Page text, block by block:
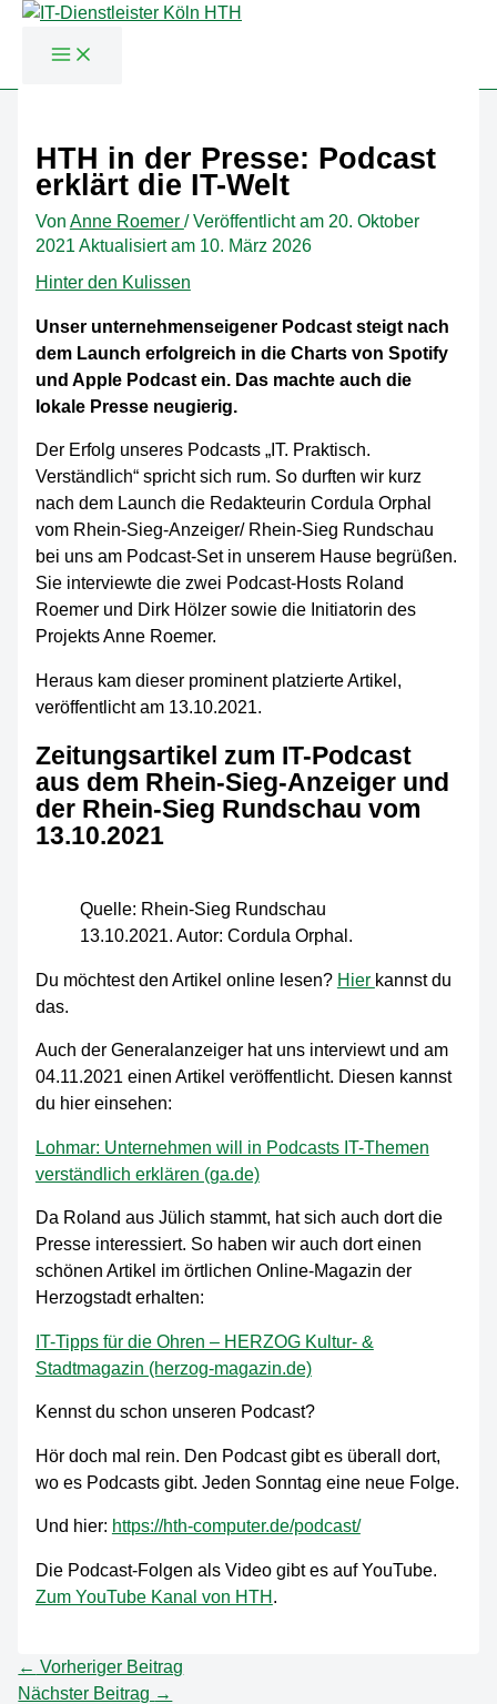
springen
HTH in der Presse: Podcast
erklärt die IT-Welt
Von Anne Roemer /Veröffentlicht am 20. Oktober
2021 Aktualisiert am 10. März 2026
Hinter den Kulissen
Unser unternehmenseigener Podcast steigt nach
dem Launch erfolgreich in die Charts von Spotify
und Apple Podcast ein. Das machte auch die
lokale Presse neugierig.
Der Erfolg unseres Podcasts „IT. Praktisch.
Verständlich“ spricht sich rum. So durften wir kurz
nach dem Launch die Redakteurin Cordula Orphal
vom Rhein-Sieg-Anzeiger/ Rhein-Sieg Rundschau
bei uns am Podcast-Set in unserem Hause begrüßen.
Sie interviewte die zwei Podcast-Hosts Roland
Roemer und Dirk Hölzer sowie die Initiatorin des
Projekts Anne Roemer.
Heraus kam dieser prominent platzierte Artikel,
veröffentlicht am 13.10.2021.
Zeitungsartikel zum IT-Podcast
aus dem Rhein-Sieg-Anzeiger und
der Rhein-Sieg Rundschau vom
13.10.2021
Quelle: Rhein-Sieg Rundschau
13.10.2021. Autor: Cordula Orphal.
Du möchtest den Artikel online lesen? Hier kannst du
das.
Auch der Generalanzeiger hat uns interviewt und am
04.11.2021 einen Artikel veröffentlicht. Diesen kannst
du hier einsehen:
Lohmar: Unternehmen will in Podcasts IT-Themen
verständlich erklären (ga.de)
Da Roland aus Jülich stammt, hat sich auch dort die
Presse interessiert. So haben wir auch dort einen
schönen Artikel im örtlichen Online-Magazin der
Herzogstadt erhalten:
IT-Tipps für die Ohren – HERZOG Kultur- &
Stadtmagazin (herzog-magazin.de)
Kennst du schon unseren Podcast?
Hör doch mal rein. Den Podcast gibt es überall dort,
wo es Podcasts gibt. Jeden Sonntag eine neue Folge.
Und hier: https://hth-computer.de/podcast/
Die Podcast-Folgen als Video gibt es auf YouTube.
Zum YouTube Kanal von HTH .
← Vorheriger Beitrag
Nächster Beitrag →